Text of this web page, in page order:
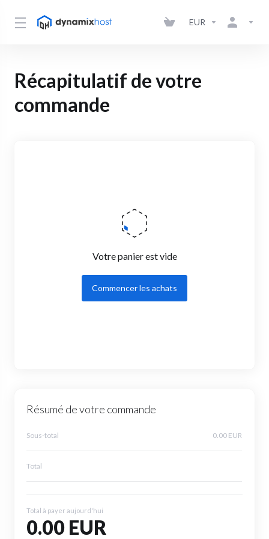
EUR
Récapitulatif de votre
commande
Votre panier est vide
Commencer les achats
Résumé de votre commande
Sous-total 0.00 EUR
Total
Total à payer aujourd'hui
0.00 EUR